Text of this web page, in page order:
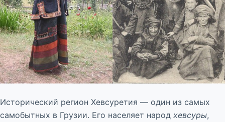
Исторический регион Хевсуретия — один из самых
самобытных в Грузии. Его населяет народ хевсуры,